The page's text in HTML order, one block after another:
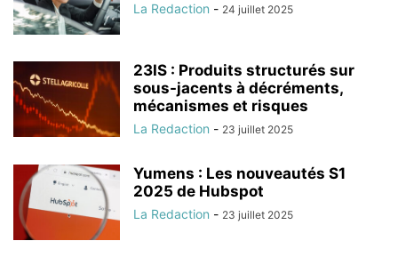
La Redaction - 24 juillet 2025
23IS : Produits structurés sur
sous-jacents à décréments,
mécanismes et risques
La Redaction - 23 juillet 2025
Yumens : Les nouveautés S1
2025 de Hubspot
La Redaction - 23 juillet 2025